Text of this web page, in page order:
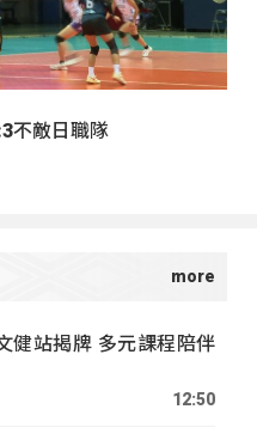
不敵日職隊
健站揭牌 多元課程陪伴
12:50